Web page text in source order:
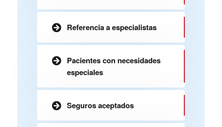
Referencia a especialistas
Pacientes con necesidades
especiales
Seguros aceptados